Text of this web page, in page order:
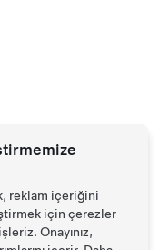
reklam içeriğini
için çerezler
Onayınız,